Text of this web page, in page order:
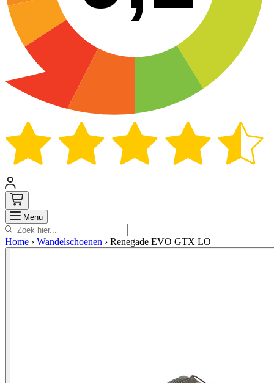
Menu Zoek
Home › Wandelschoenen › Renegade EVO GTX LO